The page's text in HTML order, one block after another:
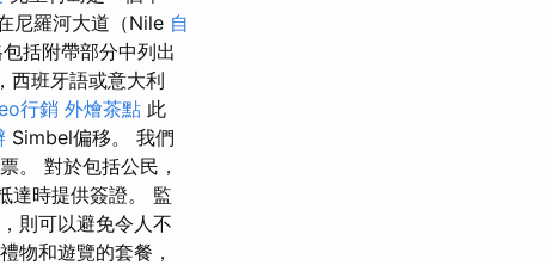
尼羅河大道（Nile 自
括附帶部分中列出
西班牙語或意大利
行銷 外燴茶點 此
Simbel偏移。 我們
。 對於包括公民，
達時提供簽證。 監
則可以避免令人不
物和遊覽的套餐，